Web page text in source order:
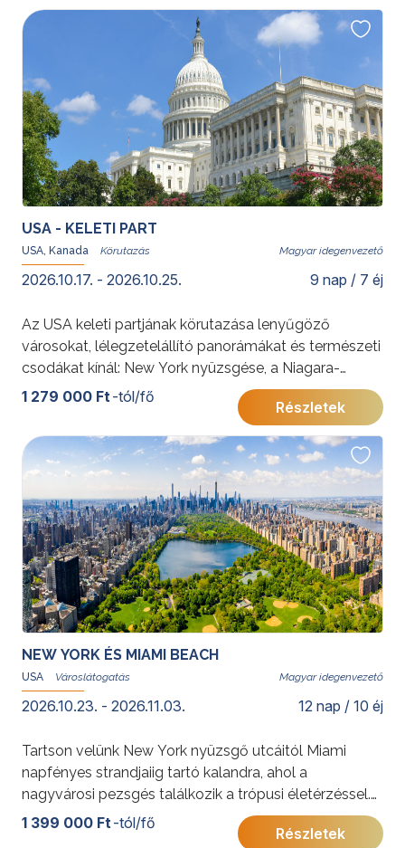
az Egyesült Államok születésének történetén, a
nagyvárosi pezsgéstől a történelmi örökségeken át
az amerikai nemzet bölcsőjéig.
További érdekességekért az Amerikai Egyesült
Államokról kattintson
ide.
USA - KELETI PART
USA, Kanada Magyar idegenvezető
2026.10.17. - 2026.10.25. 9 nap / 7 éj
Az USA keleti partjának körutazása lenyűgöző
városokat, lélegzetelállító panorámákat és természeti
csodákat kínál: New York nyüzsgése, a Niagara-
vízesés ereje és Washington történelmi emlékei
felejthetetlen élményt nyújtanak. A felhőkarcolóktól a
tóvidékig, ez az utazás Amerika sokszínűségét tárja
fel.
További érdekességekért az Amerikai Egyesült
Államokról kattintson ide.
1 279 000 Ft-tól/fő
Részletek
NEW YORK ÉS MIAMI BEACH
USA Magyar idegenvezető
2026.10.23. - 2026.11.03. 12 nap / 10 éj
Tartson velünk New York nyüzsgő utcáitól Miami
napfényes strandjaiig tartó kalandra, ahol a
nagyvárosi pezsgés találkozik a trópusi életérzéssel.
Ikonikus látnivalók, art deco hangulat és kulturális
sokszínűség várja egy felejthetetlen utazáson.
1 399 000 Ft-tól/fő
Részletek